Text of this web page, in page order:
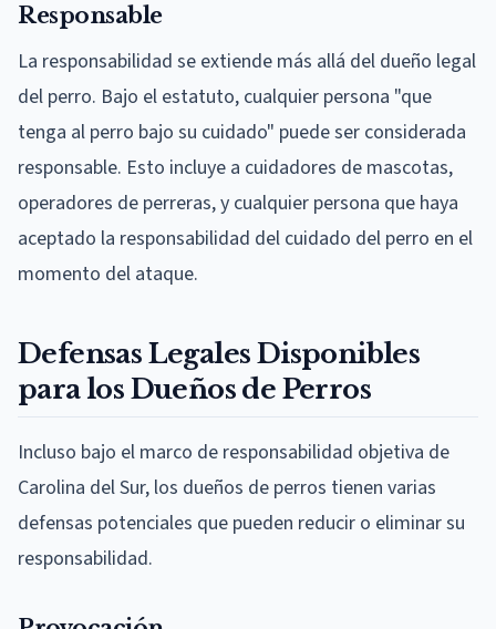
Responsable
La responsabilidad se extiende más allá del dueño legal
del perro. Bajo el estatuto, cualquier persona "que
tenga al perro bajo su cuidado" puede ser considerada
responsable. Esto incluye a cuidadores de mascotas,
operadores de perreras, y cualquier persona que haya
aceptado la responsabilidad del cuidado del perro en el
momento del ataque.
Defensas Legales Disponibles
para los Dueños de Perros
Incluso bajo el marco de responsabilidad objetiva de
Carolina del Sur, los dueños de perros tienen varias
defensas potenciales que pueden reducir o eliminar su
responsabilidad.